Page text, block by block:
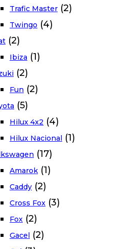
Trafic Master (2)
Twingo (4)
(2)
Ibiza (1)
(2)
Fun (2)
(5)
Hilux 4x2 (4)
Hilux Nacional (1)
(17)
Amarok (1)
Caddy (2)
Cross Fox (3)
Fox (2)
Gacel (2)